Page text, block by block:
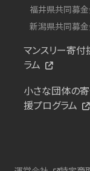
福井県共同募
新潟県共同募
マンスリー寄
ラム
小さな団体の
援プログラム